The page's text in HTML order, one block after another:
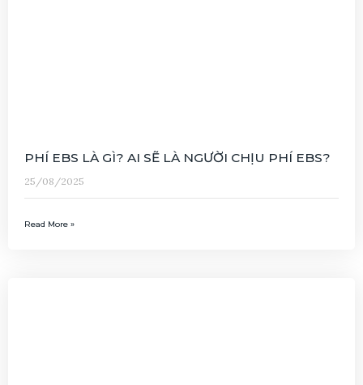
PHÍ EBS LÀ GÌ? AI SẼ LÀ NGƯỜI CHỊU PHÍ EBS?
25/08/2025
Read More »